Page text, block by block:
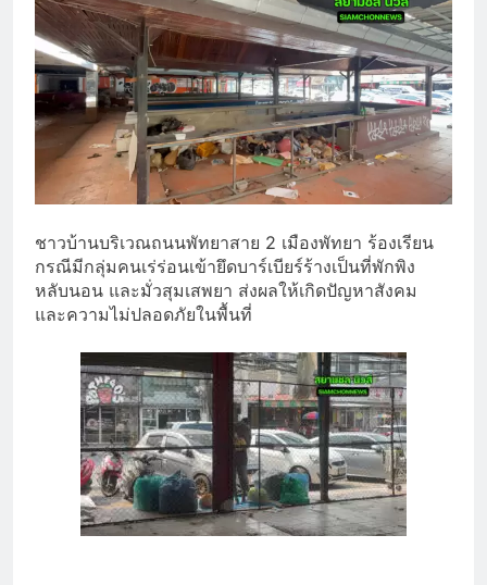
ชาวบ้านบริเวณถนนพัทยาสาย 2 เมืองพัทยา ร้องเรียน
กรณีมีกลุ่มคนเร่ร่อนเข้ายึดบาร์เบียร์ร้างเป็นที่พักพิง
หลับนอน และมั่วสุมเสพยา ส่งผลให้เกิดปัญหาสังคม
และความไม่ปลอดภัยในพื้นที่